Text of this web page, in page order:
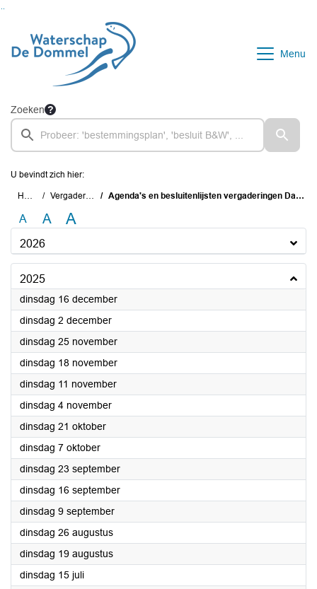
Menu
Zoeken
U bevindt zich hier:
Home Vergaderingen Agenda's en besluitenlijsten vergaderingen Dagelijks Bestuur
A A A
2026
2025
dinsdag 16 december2025
dinsdag 2 december2025
dinsdag 25 november2025
dinsdag 18 november2025
dinsdag 11 november2025
dinsdag 4 november2025
dinsdag 21 oktober2025
dinsdag 7 oktober2025
dinsdag 23 september2025
dinsdag 16 september2025
dinsdag 9 september2025
dinsdag 26 augustus2025
dinsdag 19 augustus2025
dinsdag 15 juli2025